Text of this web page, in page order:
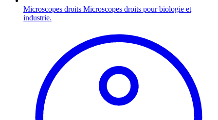
Microscopes droits Microscopes droits pour biologie et
industrie.